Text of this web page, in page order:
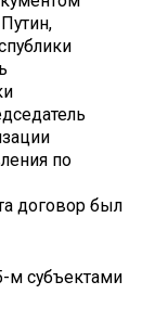
по
договор был
м субъектами